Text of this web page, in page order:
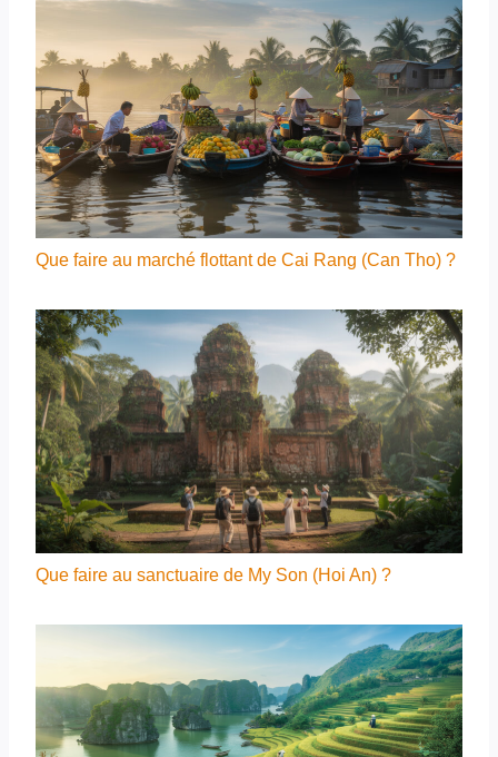
Que faire au marché flottant de Cai Rang (Can Tho) ?
Que faire au sanctuaire de My Son (Hoi An) ?